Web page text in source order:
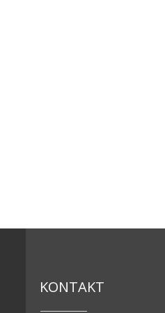
KONTAKT